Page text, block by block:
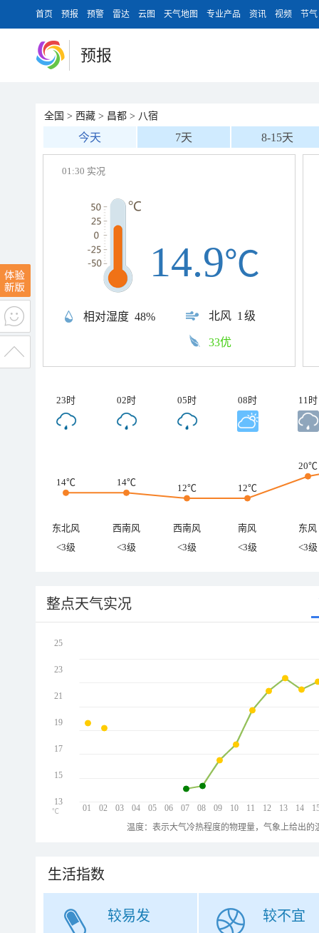
首页 预报 预警 雷达 云图 天气地图 专业产品 资讯 视频 节气
预报
全国 > 西藏 > 昌都 > 八宿
今天 7天 8-15天
01:30 实况
相对湿度 48% 北风 1级
14.9℃
33优
23时 02时 05时 08时 11时
14℃ 14℃
12℃ 12℃
20℃
东北风 西南风 西南风 南风
东风
<3级
<3级 <3级 <3级 <3级
整点天气实况
01 02 03 04 05 06 07 08 09 10 11 12 13 14
25
23
21
19
17
15
13
℃
温度：表示大气冷热程度的物理量，气象上给出
生活指数
较易发 较不宜